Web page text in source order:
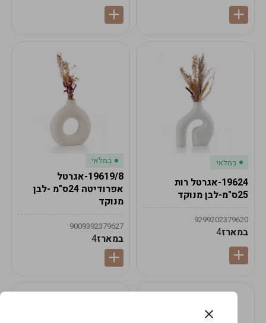
במלאי
19624-אגרטל רות
25ס"מ-לבן מנוקד
9299202379620
במארז4
במלאי
19619/8-אגרטל
אפרודיטה 24ס"מ -לבן
מנוקד
9009392379627
במארז4